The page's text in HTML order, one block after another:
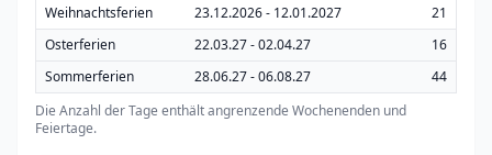
Weihnachtsferien
23.12.2026 - 12.01.2027
21
Osterferien
22.03.27 - 02.04.27
16
Sommerferien
28.06.27 - 06.08.27
44
Die Anzahl der Tage enthält angrenzende Wochenenden und
Feiertage.